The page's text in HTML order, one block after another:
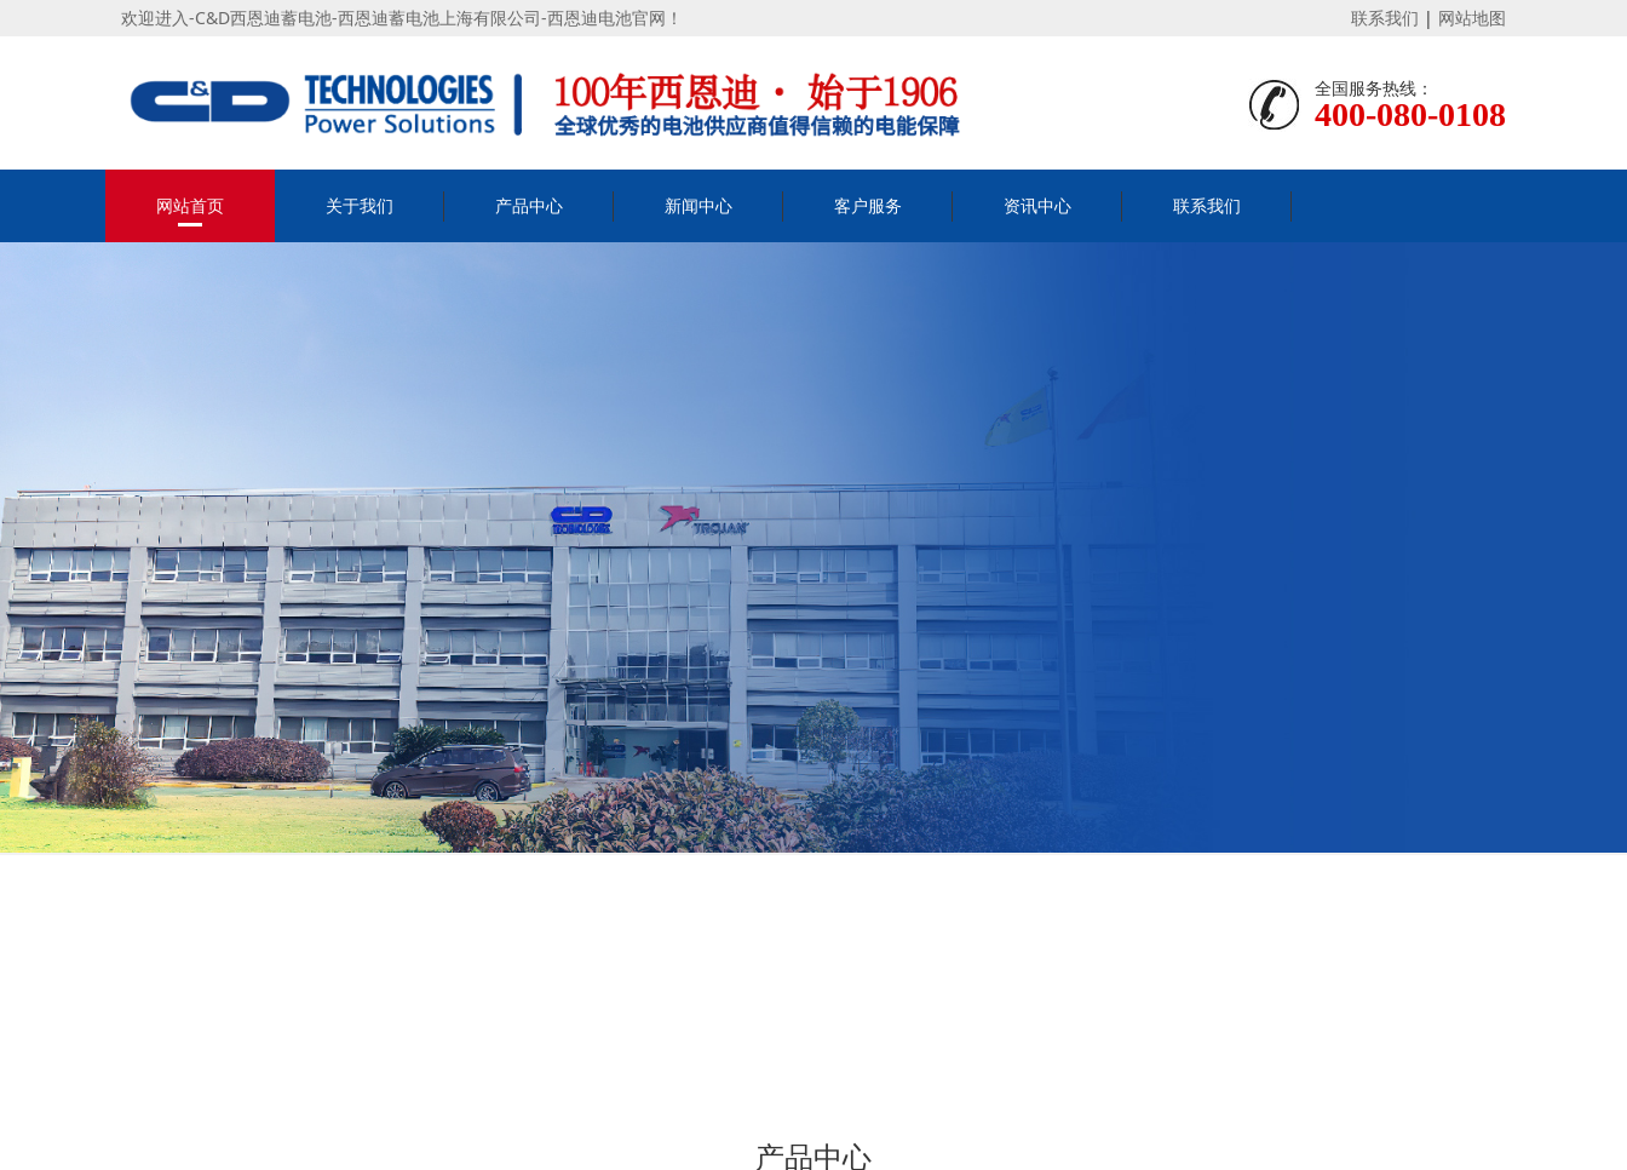
联系我们 | 网站地图
欢迎进入-C&D西恩迪蓄电池-西恩迪蓄电池上海有限公司-西恩迪电池官网！
全国服务热线：
400-080-0108
网站首页 关于我们 产品中心 新闻中心 客户服务 资讯中心 联系我们
产品中心